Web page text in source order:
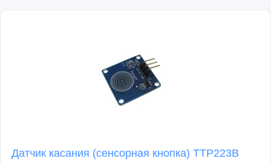
Датчик касания (сенсорная кнопка) TTP223B